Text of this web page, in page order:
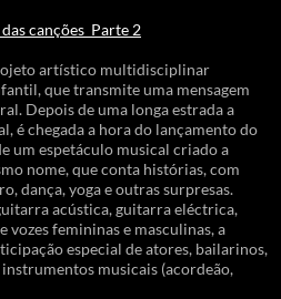
canções_Parte 2
artístico multidisciplinar
que transmite uma mensagem
Depois de uma longa estrada a
é chegada a hora do lançamento do
um espetáculo musical criado a
nome, que conta histórias, com
dança, yoga e outras surpresas.
acústica, guitarra eléctrica,
vozes femininas e masculinas, a
especial de atores, bailarinos,
musicais (acordeão,